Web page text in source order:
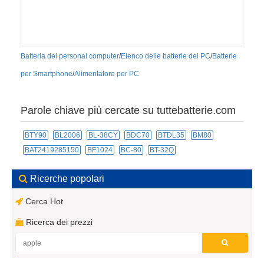
Batteria del personal computer/Elenco delle batterie del PC/Batterie
per Smartphone/Alimentatore per PC
Parole chiave più cercate su tuttebatterie.com
BTY90 BL2006 BL-38CY BDC70 BTDL35
BM80
BAT2419285150
BF1024 BC-80 BT-32Q
Ricerche popolari
Cerca Hot
Ricerca dei prezzi